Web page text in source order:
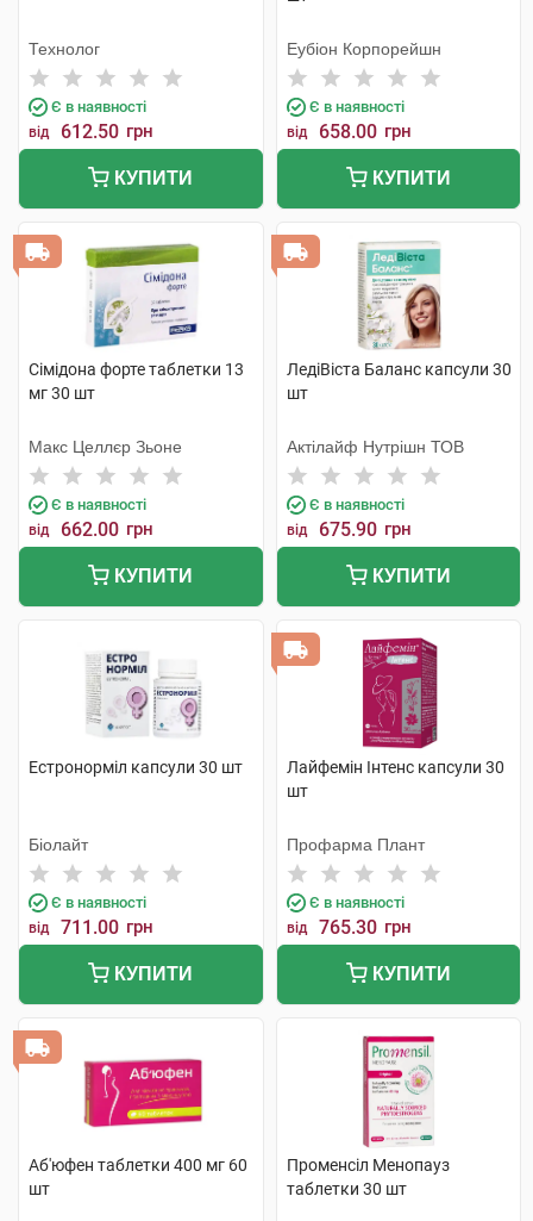
Технолог
Є в наявності
від 612.50 грн
КУПИТИ
Еубіон Корпорейшн
Є в наявності
від 658.00 грн
КУПИТИ
Сімідона форте таблетки 13
мг 30 шт
Макс Целлєр Зьоне
Є в наявності
від 662.00 грн
КУПИТИ
ЛедіВіста Баланс капсули 30
шт
Актілайф Нутрішн ТОВ
Є в наявності
від 675.90 грн
КУПИТИ
Естронорміл капсули 30 шт
Біолайт
Є в наявності
від 711.00 грн
КУПИТИ
Лайфемін Інтенс капсули 30
шт
Профарма Плант
Є в наявності
від 765.30 грн
КУПИТИ
Аб'юфен таблетки 400 мг 60
шт
Променсіл Менопауз
таблетки 30 шт